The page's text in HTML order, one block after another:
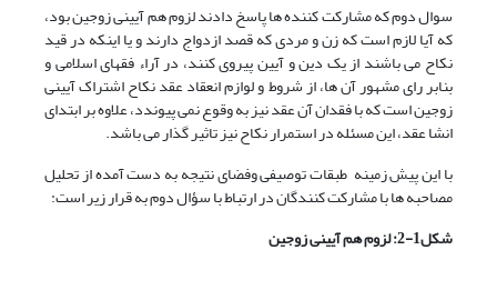
سوال دوم که مشارکت کننده ها پاسخ دادند لزوم هم آیینی زوجین بود،
که آیا لازم است که زن و مردی که قصد ازدواج دارند و یا اینکه در قید
نکاح می باشند از یک دین و آیین پیروی کنند، در آراء فقهای اسلامی و
بنابر رای مشهور آن ها، از شروط و لوازم انعقاد عقد نکاح اشتراک آیینی
زوجین است که با فقدان آن عقد نیز به وقوع نمی پیوندد، علاوه بر ابتدای
انشا عقد، این مسئله در استمرار نکاح نیز تاثیر گذار می باشد.
با این پیش زمینه طبقات توصیفی وفضای نتیجه به دست آمده از تحلیل
مصاحبه ها با مشارکت کنندگان در ارتباط با سؤال دوم به قرار زیر است:
شکل1-2: لزوم هم آیینی زوجین